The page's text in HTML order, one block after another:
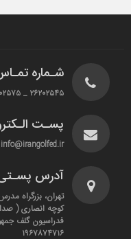
شـماره
۲۶۲۰۲۵۴۵ _ ۲۶۲۰۲۵۷۵
پسـت
info@irangolfed.ir
آدرس
تهران، بزرگراه
فدراسیون گلف
۱۹۶۷۸۷۴۷۱۶